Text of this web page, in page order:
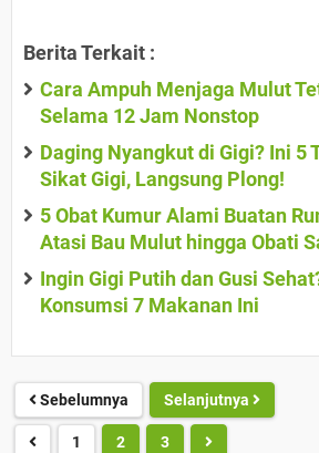
Berita Terkait :
Cara Ampuh Menjaga Mulut
Selama 12 Jam Nonstop
Daging Nyangkut di Gigi? Ini 5
Sikat Gigi, Langsung Plong!
5 Obat Kumur Alami Buatan
Atasi Bau Mulut hingga Obati
Ingin Gigi Putih dan Gusi
Konsumsi 7 Makanan Ini
Sebelumnya Selanjutnya
1 2 3